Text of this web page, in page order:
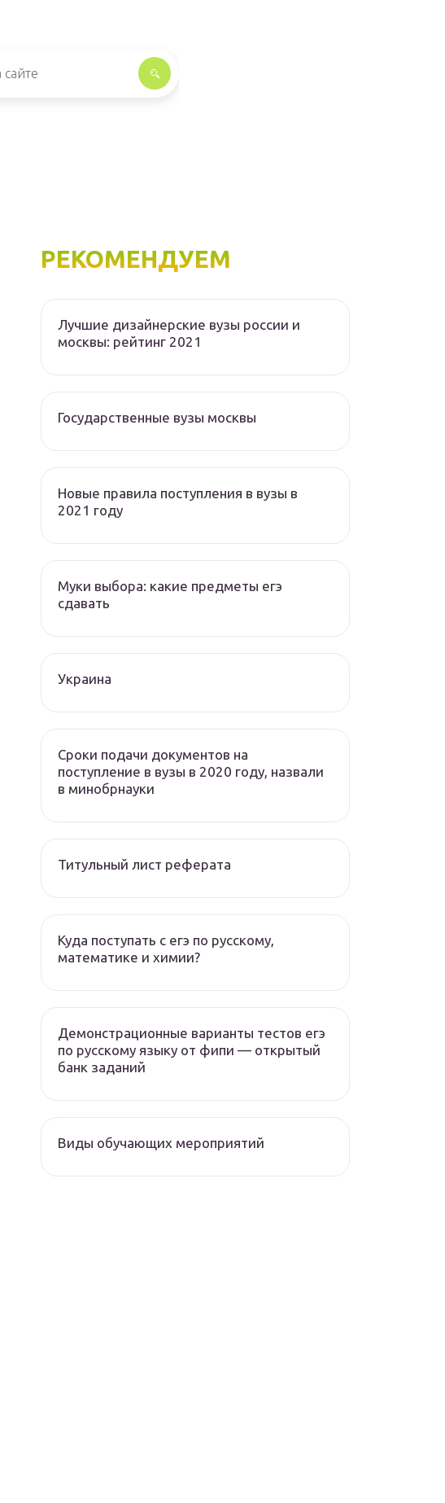
РЕКОМЕНДУЕМ
Лучшие дизайнерские вузы россии и
москвы: рейтинг 2021
Государственные вузы москвы
Новые правила поступления в вузы в
2021 году
Муки выбора: какие предметы егэ
сдавать
Украина
Сроки подачи документов на
поступление в вузы в 2020 году, назвали
в минобрнауки
Титульный лист реферата
Куда поступать с егэ по русскому,
математике и химии?
Демонстрационные варианты тестов егэ
по русскому языку от фипи — открытый
банк заданий
Виды обучающих мероприятий